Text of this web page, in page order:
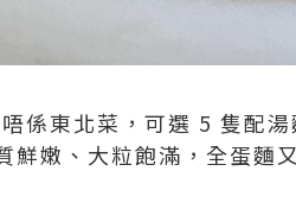
係東北菜，可選 5 隻配
鮮嫩、大粒飽滿，全蛋麵